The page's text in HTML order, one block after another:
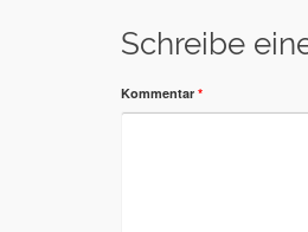
Schreibe
Kommentar *